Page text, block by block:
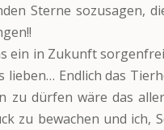
Sterne sozusagen,
ein in Zukunft
lieben… Endlich das
zu dürfen wäre das
zu bewachen und ich,